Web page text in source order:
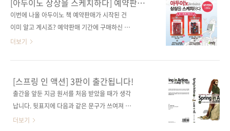
문 일부) ■ 도서구매 사이트(가나다순) [교보문
고] [도서11번가] [알라딘] [예스이십사] [쿠팡]
■ 제이펍 소식..
쉽고 재밌는 이벤트를 할 수 있도록 준비해 보겠
습니다! 이제부터 당첨자를 발표하고자 합니다.
고자 공정하게 사다리 타기를 했습니다! 포털사
이트 다음에서 사다리게임으로 검색하면 나오는
순서대로, 결과는 완제품-DIY의 순서로 나열하
여 진행하였습니다. 그 결과... 두구두구두구! 당
첨되신 분들 축하합니다! 배송을 위해서 정보를
아래 공간에 입력을 ..
[아두이노 상상을 스케치하다] 예약판매
이벤트
이번에 나올 아두이노 책 예약판매가 시작된 건
이미 알고 계시죠? 예약판매 기간에 구매하신 분
중 10분께 아두이노 호환 보드를 드리는 이벤트
제공해 주신 아두이노 호환 보드 키트를 추첨하
여 드릴 예정이니 많은 응모를 부탁합니다. # 응
모 기간 : 2014-05-21 ~ 2014-05-30 # 당첨
얼 업로더 (5명) DIY 조립용 호환 보드 + USB
더보기
[스프링 인 액션] 3판이 출간됩니다!
출간을 앞둔 지금 원서를 처음 받았을 때가 생각
납니다. 뒷표지에 다음과 같은 문구가 쓰여져 깜
짝 놀랐었는데요. Nearly 100,000
더보기